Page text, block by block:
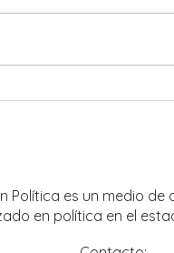
Política es un medio de
en política en el